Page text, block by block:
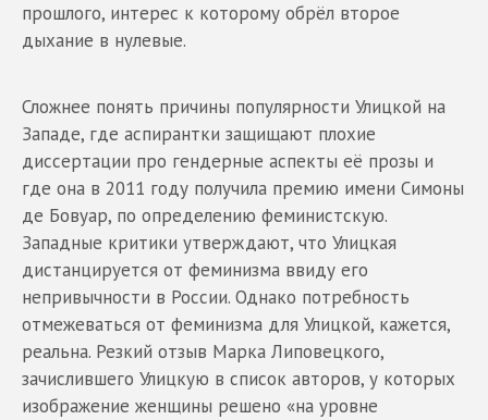
прошлого, интерес к которому обрёл второе
дыхание в нулевые.
Сложнее понять причины популярности Улицкой на
Западе, где аспирантки защищают плохие
диссертации про гендерные аспекты её прозы и
где она в 2011 году получила премию имени Симоны
де Бовуар, по определению феминистскую.
Западные критики утверждают, что Улицкая
дистанцируется от феминизма ввиду его
непривычности в России. Однако потребность
отмежеваться от феминизма для Улицкой, кажется,
реальна. Резкий отзыв Марка Липовецкого,
зачислившего Улицкую в список авторов, у которых
изображение женщины решено «на уровне